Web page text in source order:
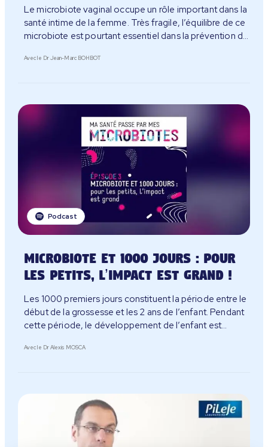
Le microbiote vaginal occupe un rôle important dans la
santé intime de la femme. Très fragile, l’équilibre de ce
microbiote est pourtant essentiel dans la prévention de
Avec le Dr Jean-Marc BOHBOT
Podcast
Microbiote et 1000 jours : pour
les petits, l’impact est grand !
Les 1000 premiers jours constituent la période entre le
début de la grossesse et les 2 ans de l’enfant. Pendant
cette période, le développement de l’enfant est
Avec le Dr Alexis MOSCA